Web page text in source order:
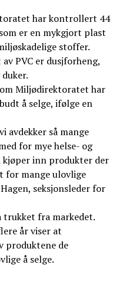
har kontrollert 44
er en mykgjort plast
stoffer.
PVC er dusjforheng,
Miljødirektoratet har
å selge, ifølge en
avdekker så mange
for mye helse- og
kjøper inn produkter der
for mange ulovlige
seksjonsleder for
trukket fra markedet.
år viser at
produktene de
å selge.